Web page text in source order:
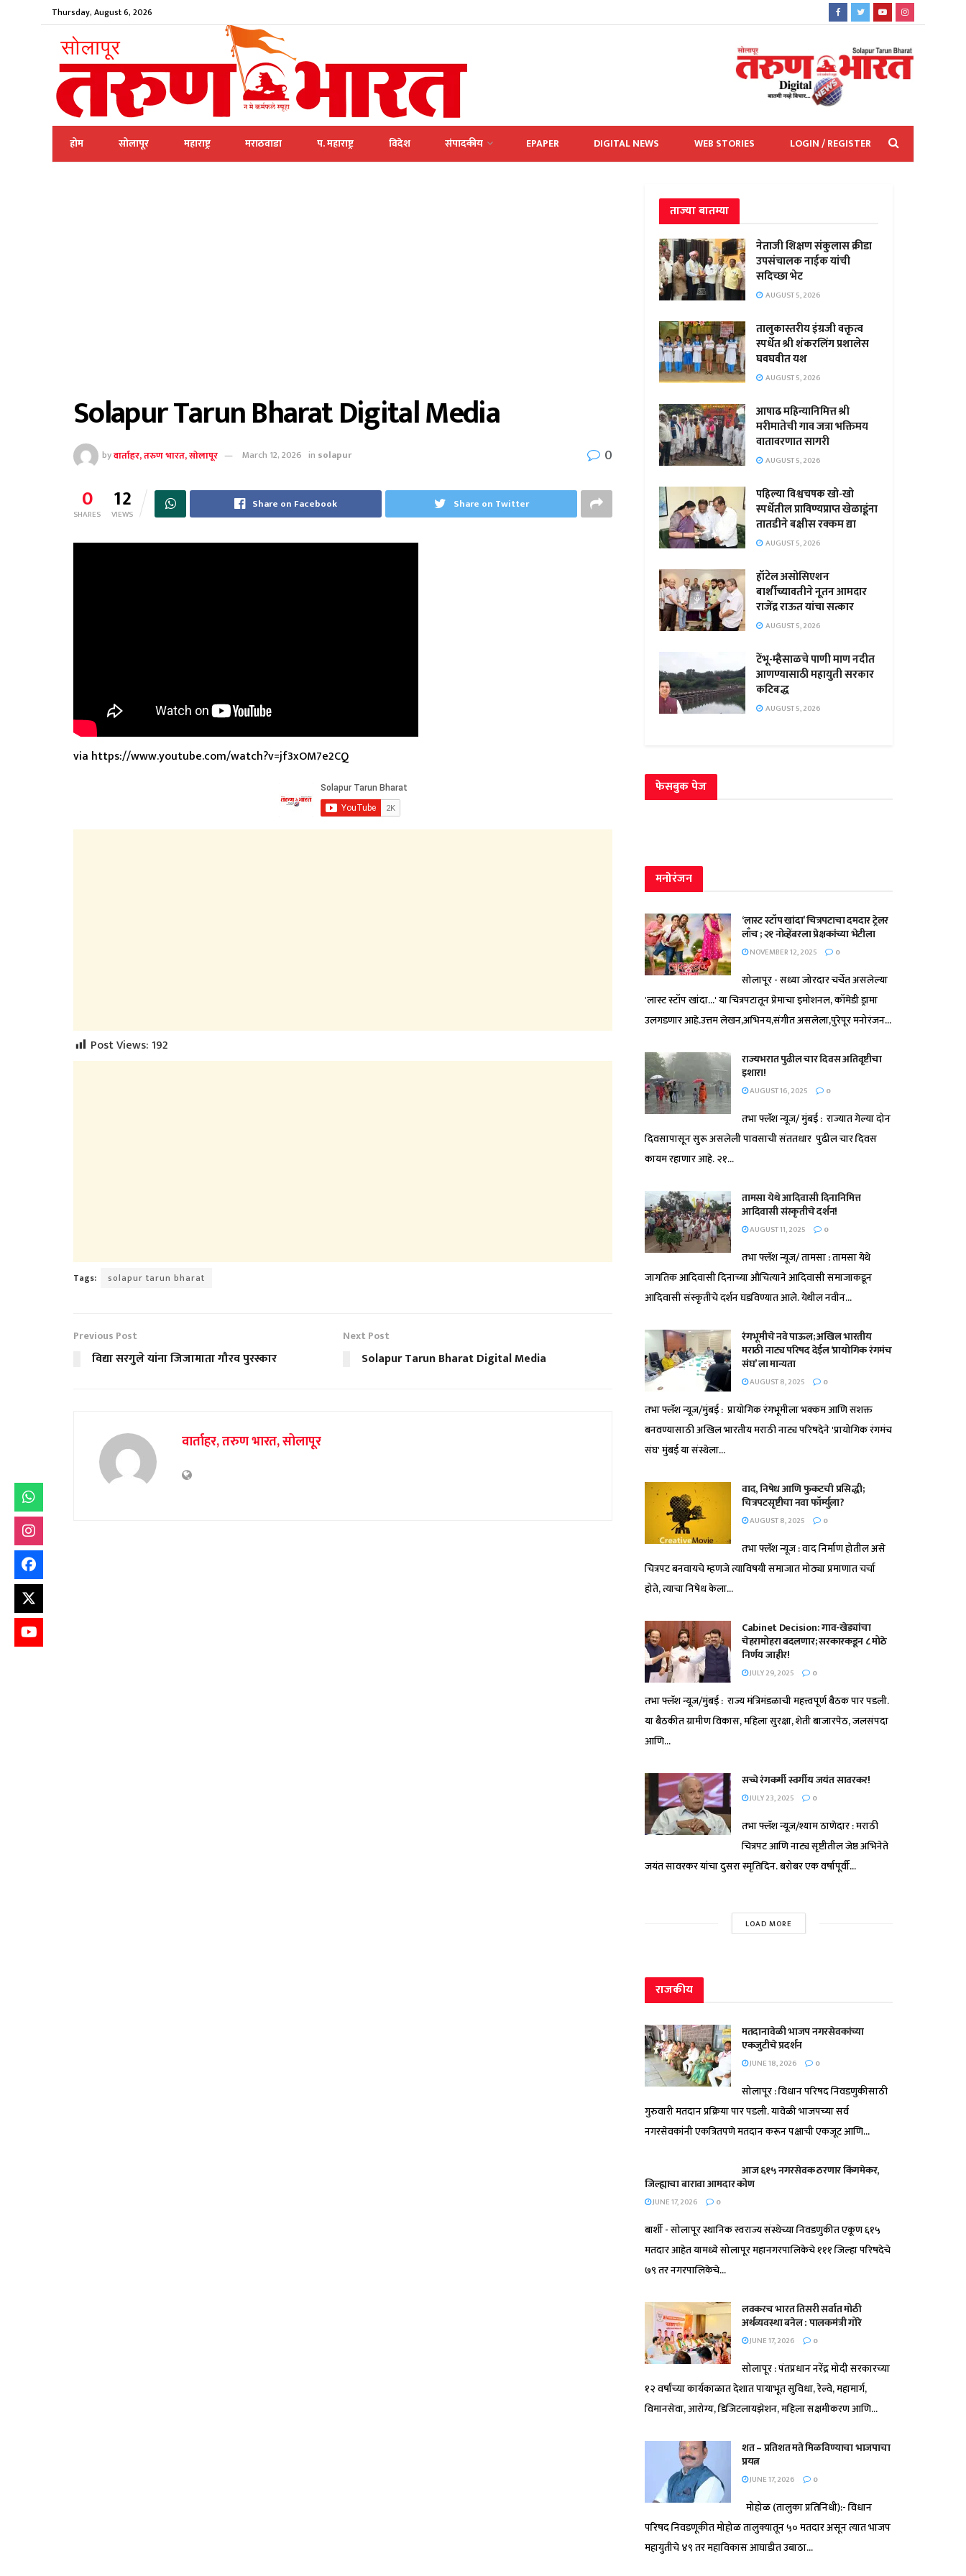
Thursday, August 6, 2026
होम सोलापूर महाराष्ट्र मराठवाडा प. महाराष्ट्र विदेश संपादकीय EPAPER DIGITAL NEWS WEB STORIES LOGIN / REGISTER
Solapur Tarun Bharat Digital Media
byवार्ताहर, तरुण भारत, सोलापूर March 12, 2026 in solapur 0
0
SHARES 12
VIEWS
Share on Facebook Share on Twitter
via https://www.youtube.com/watch?v=jf3xOM7e2CQ
Post Views: 192
Tags: solapur tarun bharat
Previous Post
विद्या सरगुले यांना जिजामाता गौरव पुरस्कार
Next Post
Solapur Tarun Bharat Digital Media
वार्ताहर, तरुण भारत, सोलापूर
ताज्या बातम्या
नेताजी शिक्षण संकुलास क्रीडा
उपसंचालक नाईक यांची
सदिच्छा भेट
AUGUST 5, 2026
तालुकास्तरीय इंग्रजी वक्तृत्व
स्पर्धेत श्री शंकरलिंग प्रशालेस
घवघवीत यश
AUGUST 5, 2026
आषाढ महिन्यानिमित्त श्री
मरीमातेची गाव जत्रा भक्तिमय
वातावरणात सागरी
AUGUST 5, 2026
पहिल्या विश्वचषक खो-खो
स्पर्धेतील प्राविण्यप्राप्त खेळाडूंना
तातडीने बक्षीस रक्कम द्या
AUGUST 5, 2026
हॉटेल असोसिएशन
बार्शीच्यावतीने नूतन आमदार
राजेंद्र राऊत यांचा सत्कार
AUGUST 5, 2026
टेंभू-म्हैसाळचे पाणी माण नदीत
आणण्यासाठी महायुती सरकार
कटिबद्ध
AUGUST 5, 2026
फेसबुक पेज
मनोरंजन
‘लास्ट स्टॉप खांदा’ चित्रपटाचा दमदार ट्रेलर
लाँच ; २१ नोव्हेंबरला प्रेक्षकांच्या भेटीला
NOVEMBER 12, 2025 0
सोलापूर - सध्या जोरदार चर्चेत असलेल्या
'लास्ट स्टॉप खांदा...' या चित्रपटातून प्रेमाचा इमोशनल, कॉमेडी ड्रामा
उलगडणार आहे.उत्तम लेखन,अभिनय,संगीत असलेला,पुरेपूर मनोरंजन...
राज्यभरात पुढील चार दिवस अतिवृष्टीचा
इशारा!
AUGUST 16, 2025 0
तभा फ्लॅश न्यूज/ मुंबई : राज्यात गेल्या दोन
दिवसापासून सुरू असलेली पावसाची संततधार पुढील चार दिवस
कायम रहाणार आहे. २१...
तामसा येथे आदिवासी दिनानिमित्त
आदिवासी संस्कृतीचे दर्शन!
AUGUST 11, 2025 0
तभा फ्लॅश न्यूज/ तामसा : तामसा येथे
जागतिक आदिवासी दिनाच्या औचित्याने आदिवासी समाजाकडून
आदिवासी संस्कृतीचे दर्शन घडविण्यात आले. येथील नवीन...
रंगभूमीचे नवे पाऊल; अखिल भारतीय
मराठी नाट्य परिषद देईल ‘प्रायोगिक रंगमंच
संघ’ ला मान्यता
AUGUST 8, 2025 0
तभा फ्लॅश न्यूज/मुंबई : प्रायोगिक रंगभूमीला भक्कम आणि सशक्त
बनवण्यासाठी अखिल भारतीय मराठी नाट्य परिषदेने 'प्रायोगिक रंगमंच
संघ' मुंबई या संस्थेला...
वाद, निषेध आणि फुकटची प्रसिद्धी;
चित्रपटसृष्टीचा नवा फॉर्म्युला?
AUGUST 8, 2025 0
तभा फ्लॅश न्यूज : वाद निर्माण होतील असे
चित्रपट बनवायचे म्हणजे त्याविषयी समाजात मोठ्या प्रमाणात चर्चा
होते, त्याचा निषेध केला...
Cabinet Decision: गाव-खेड्यांचा
चेहरामोहरा बदलणार; सरकारकडून ८ मोठे
निर्णय जाहीर!
JULY 29, 2025 0
तभा फ्लॅश न्यूज/मुंबई : राज्य मंत्रिमंडळाची महत्त्वपूर्ण बैठक पार पडली.
या बैठकीत ग्रामीण विकास, महिला सुरक्षा, शेती बाजारपेठ, जलसंपदा
आणि...
सच्चे रंगकर्मी स्वर्गीय जयंत सावरकर!
JULY 23, 2025 0
तभा फ्लॅश न्यूज/श्याम ठाणेदार : मराठी
चित्रपट आणि नाट्य सृष्टीतील जेष्ठ अभिनेते
जयंत सावरकर यांचा दुसरा स्मृतिदिन. बरोबर एक वर्षापूर्वी...
LOAD MORE
राजकीय
मतदानावेळी भाजप नगरसेवकांच्या
एकजुटीचे प्रदर्शन
JUNE 18, 2026 0
सोलापूर : विधान परिषद निवडणुकीसाठी
गुरुवारी मतदान प्रक्रिया पार पडली. यावेळी भाजपच्या सर्व
नगरसेवकांनी एकत्रितपणे मतदान करून पक्षाची एकजूट आणि...
आज ६१५ नगरसेवक ठरणार किंगमेकर,
जिल्ह्याचा बारावा आमदार कोण
JUNE 17, 2026 0
बार्शी - सोलापूर स्थानिक स्वराज्य संस्थेच्या निवडणुकीत एकूण ६१५
मतदार आहेत यामध्ये सोलापूर महानगरपालिकेचे १११ जिल्हा परिषदेचे
७९ तर नगरपालिकेचे...
लवकरच भारत तिसरी सर्वात मोठी
अर्थव्यवस्था बनेल : पालकमंत्री गोरे
JUNE 17, 2026 0
सोलापूर : पंतप्रधान नरेंद्र मोदी सरकारच्या
१२ वर्षांच्या कार्यकाळात देशात पायाभूत सुविधा, रेल्वे, महामार्ग,
विमानसेवा, आरोग्य, डिजिटलायझेशन, महिला सक्षमीकरण आणि...
शत – प्रतिशत मते मिळविण्याचा भाजपाचा
प्रयत्न
JUNE 17, 2026 0
मोहोळ (तालुका प्रतिनिधी):- विधान
परिषद निवडणूकीत मोहोळ तालुक्यातून ५० मतदार असून त्यात भाजप
महायुतीचे ४९ तर महाविकास आघाडीत उबाठा...